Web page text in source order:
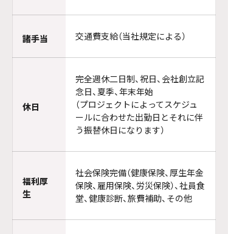
諸手当 交通費支給（当社規定による）
休日
完全週休二日制、祝日、会社創立記
念日、夏季、年末年始
（プロジェクトによってスケジュ
ールに合わせた出勤日とそれに伴
う振替休日になります）
福利厚
生
社会保険完備（健康保険、厚生年金
保険、雇用保険、労災保険）、社員食
堂、健康診断、旅費補助、その他